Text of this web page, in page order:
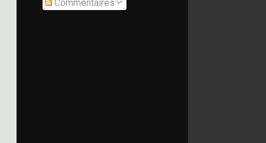
Commentaires